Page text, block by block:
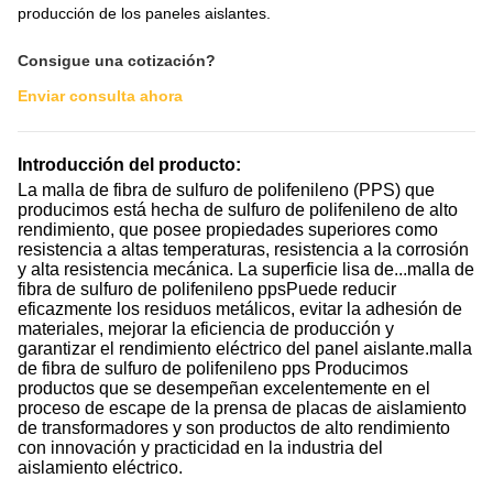
producción de los paneles aislantes.
Consigue una cotización?
Enviar consulta ahora
Introducción del producto:
La malla de fibra de sulfuro de polifenileno (PPS) que
producimos está hecha de sulfuro de polifenileno de alto
rendimiento, que posee propiedades superiores como
resistencia a altas temperaturas, resistencia a la corrosión
y alta resistencia mecánica. La superficie lisa de...malla de
fibra de sulfuro de polifenileno ppsPuede reducir
eficazmente los residuos metálicos, evitar la adhesión de
materiales, mejorar la eficiencia de producción y
garantizar el rendimiento eléctrico del panel aislante.malla
de fibra de sulfuro de polifenileno pps Producimos
productos que se desempeñan excelentemente en el
proceso de escape de la prensa de placas de aislamiento
de transformadores y son productos de alto rendimiento
con innovación y practicidad en la industria del
aislamiento eléctrico.